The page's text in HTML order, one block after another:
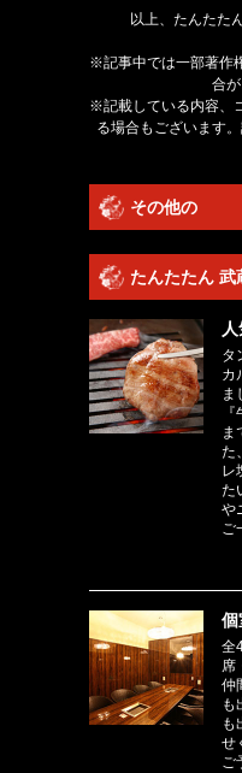
以上、たんたた
※記事中では一部著作
合が
※記載している内容、
る場合もございます
その他の
たんたたん 武
タ
カ
ま
ま
た
レ
た
や
ご
個
全
席
仲
も
も
せ
ご